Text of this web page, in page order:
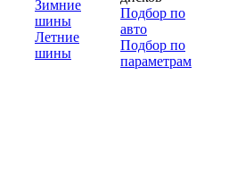
Зимние
шины
Летние
шины
Подбор по
авто
Подбор по
параметрам